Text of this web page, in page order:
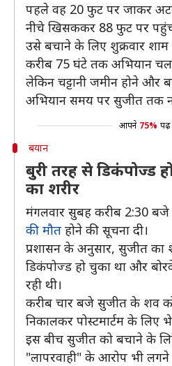
पहले वह 20 फुट पर जाकर
नीचे खिसककर 88 फुट पर
उसे बचाने के लिए शुक्रवार
करीब 75 घंटे तक अभियान
लेकिन चट्टानी जमीन होने और
अभियान समय पर सुजीत तक
आपने 75% पढ़
बयान
बुरी तरह से डिकंपोज्ड
का शरीर
मंगलवार सुबह करीब 2:30 बजे
की मौत होने की सूचना दी।
प्रशासन के अनुसार, सुजीत का
डिकंपोज्ड हो चुका था और
रही थी।
करीब चार बजे सुजीत के शव
निकालकर पोस्टमार्टम के लिए
इस बीच सुजीत को बचाने के
"लापरवाही" के आरोप भी